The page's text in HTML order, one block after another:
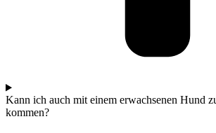
Kann ich auch mit einem erwachsenen Hund
kommen?